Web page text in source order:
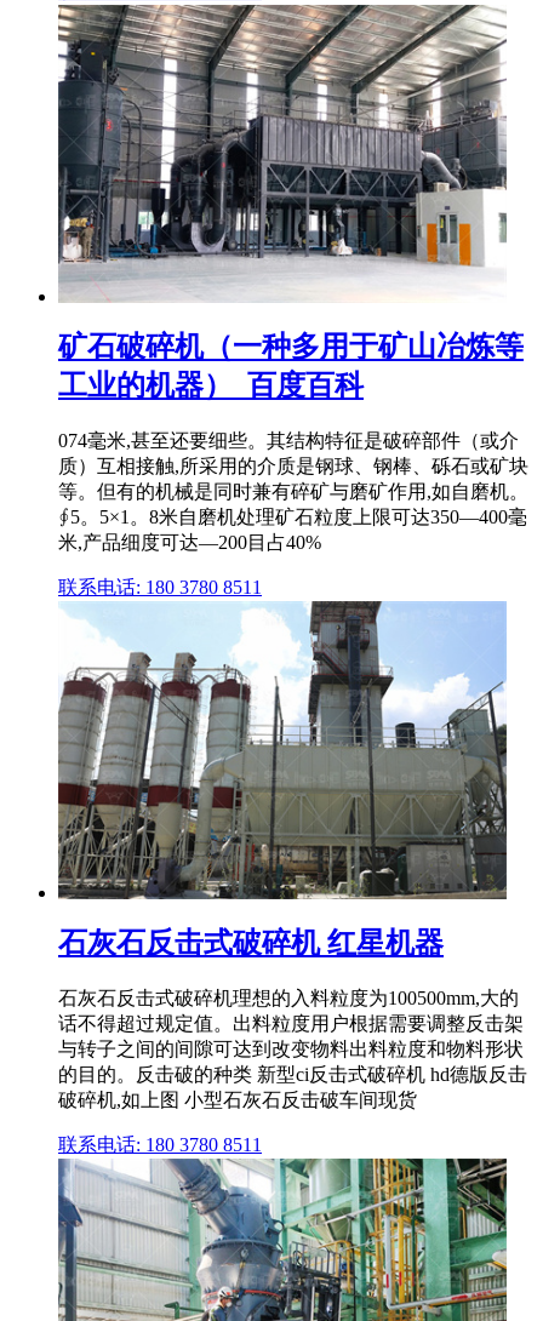
矿石破碎机（一种多用于矿山冶炼等
工业的机器）_百度百科
074毫米,甚至还要细些。其结构特征是破碎部件（或介
质）互相接触,所采用的介质是钢球、钢棒、砾石或矿块
等。但有的机械是同时兼有碎矿与磨矿作用,如自磨机。
∮5。5×1。8米自磨机处理矿石粒度上限可达350—400毫
米,产品细度可达—200目占40%
联系电话: 180 3780 8511
石灰石反击式破碎机 红星机器
石灰石反击式破碎机理想的入料粒度为100500mm,大的
话不得超过规定值。出料粒度用户根据需要调整反击架
与转子之间的间隙可达到改变物料出料粒度和物料形状
的目的。反击破的种类 新型ci反击式破碎机 hd德版反击
破碎机,如上图 小型石灰石反击破车间现货
联系电话: 180 3780 8511